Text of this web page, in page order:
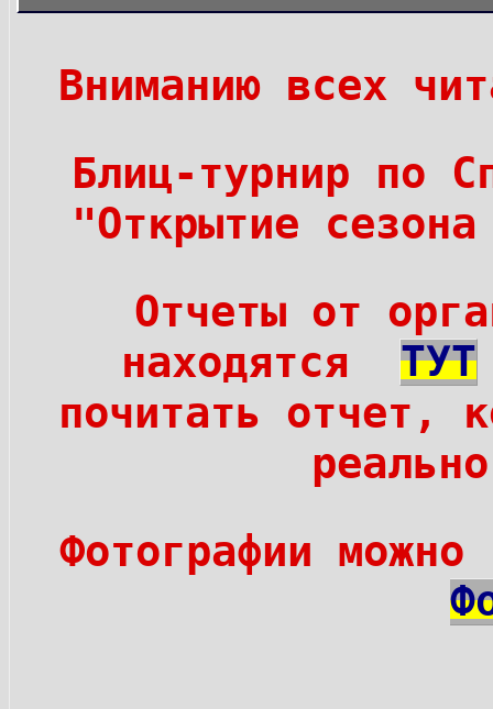
Вниманию всех
Блиц-турнир по
"Открытие
Отчеты от
находятся
ТУТ
почитать отчет,
Фотографии